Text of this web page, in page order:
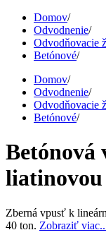
Domov/
Odvodnenie/
Odvodňovacie
Betónové/
Domov/
Odvodnenie/
Odvodňovacie
Betónové/
Betónová
liatinovou
Zberná vpusť k
40 ton. Zobraziť